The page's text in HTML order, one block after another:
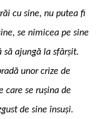
cu sine, nu putea fi
se nimicea pe sine
să ajungă la sfârșit.
unor crize de
care se rușina de
de sine însuși.